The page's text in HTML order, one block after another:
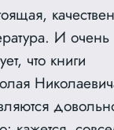
И очень
что книги